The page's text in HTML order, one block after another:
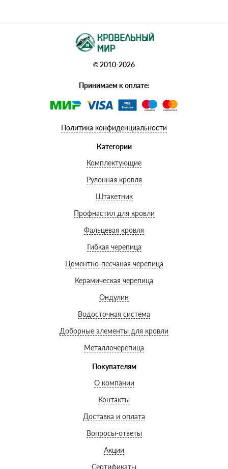
© 2010-2026
Принимаем к оплате:
Политика конфиденциальности
Категории
Комплектующие
Рулонная кровля
Штакетник
Профнастил для кровли
Фальцевая кровля
Гибкая черепица
Цементно-песчаная черепица
Керамическая черепица
Ондулин
Водосточная система
Доборные элементы для кровли
Металлочерепица
Покупателям
О компании
Контакты
Доставка и оплата
Вопросы-ответы
Акции
Сертификаты